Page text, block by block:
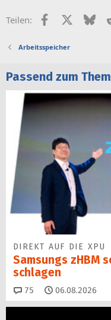
Teilen: Facebook
X
Arbeitsspeicher
Passend zum
DIREKT AUF DIE XPU
Samsungs zHBM
schlagen
75 Kommentare
06.08.2026